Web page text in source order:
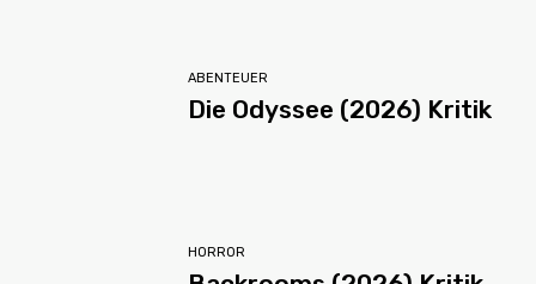
ABENTEUER
Die Odyssee (2026) Kritik
HORROR